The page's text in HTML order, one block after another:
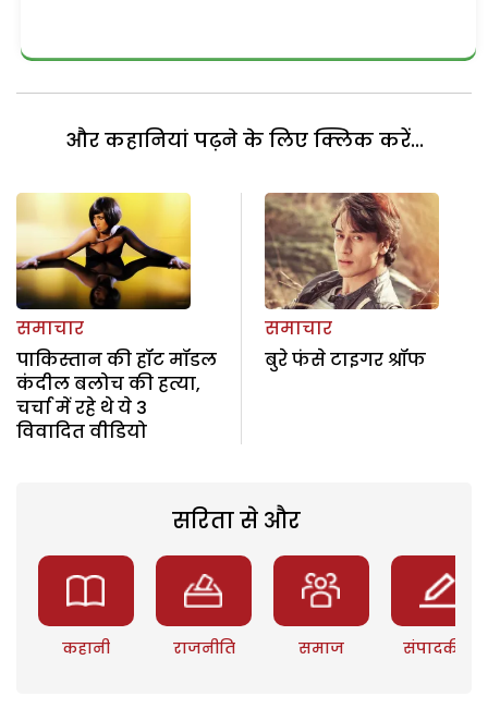
और कहानियां पढ़ने के लिए क्लिक करें...
समाचार
पाकिस्तान की हॉट मॉडल
कंदील बलोच की हत्या,
चर्चा में रहे थे ये 3
विवादित वीडियो
समाचार
बुरे फंसे टाइगर श्रॉफ
सरिता से और
कहानी राजनीति समाज संपादकीय